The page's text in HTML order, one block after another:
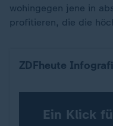
wohingegen jene in
profitieren, die die
ZDFheute
Ein Klick